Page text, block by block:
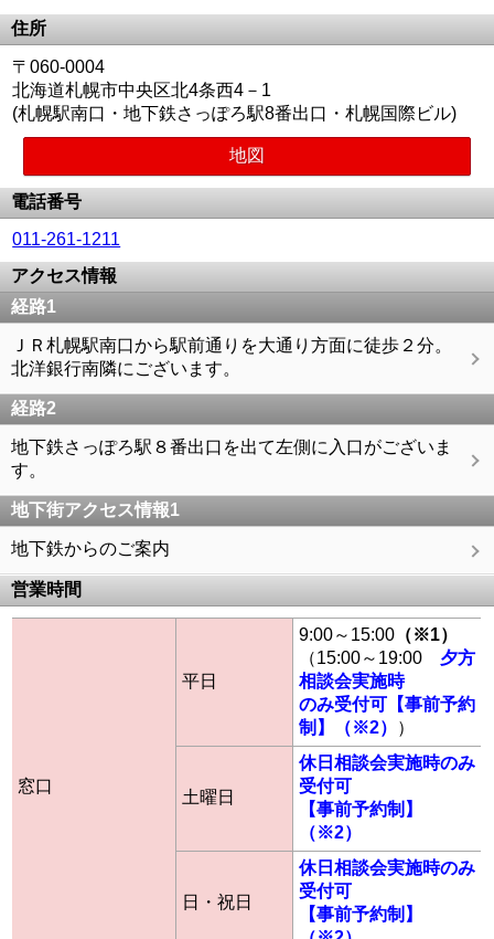
住所
〒060-0004
北海道札幌市中央区北4条西4－1
(札幌駅南口・地下鉄さっぽろ駅8番出口・札幌国際ビル)
地図
電話番号
011-261-1211
アクセス情報
経路1
ＪＲ札幌駅南口から駅前通りを大通り方面に徒歩２分。
北洋銀行南隣にございます。
経路2
地下鉄さっぽろ駅８番出口を出て左側に入口がございま
す。
地下街アクセス情報1
地下鉄からのご案内
営業時間
窓口
平日
9:00～15:00 （※1）
（15:00～19:00 夕方
相談会実施時
のみ受付可【事前予約
制】（※2）
）
土曜日
休日相談会実施時のみ
受付可
【事前予約制】
（※2）
日・祝日
休日相談会実施時のみ
受付可
【事前予約制】